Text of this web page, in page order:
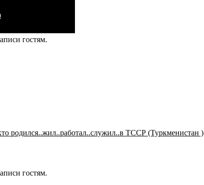
гостям.
родился..жил..работал..служил..в ТССР (Туркменистан )
гостям.